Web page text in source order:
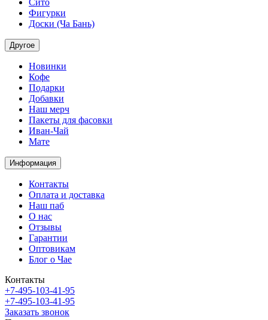
Фигурки
Доски (Ча Бань)
Другое
Новинки
Кофе
Подарки
Добавки
Наш мерч
Пакеты для фасовки
Иван-Чай
Мате
Информация
Контакты
Оплата и доставка
Наш паб
О нас
Отзывы
Гарантии
Оптовикам
Блог о Чае
Контакты
+7-495-103-41-95
+7-495-103-41-95
Заказать звонок